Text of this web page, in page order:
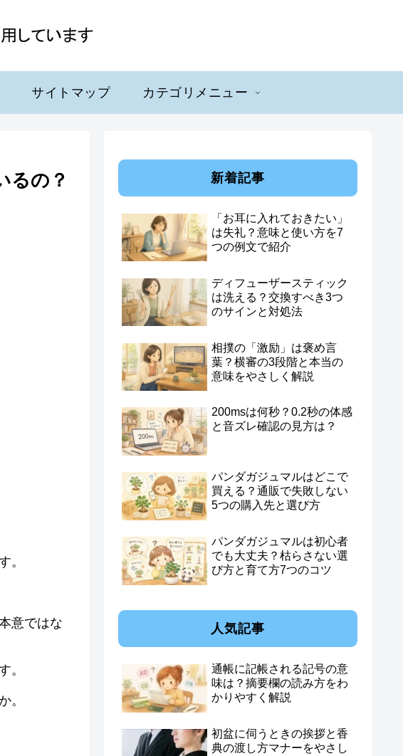
サイトマップ カテゴリメニュー
るの？
。
意ではな
。
。
新着記事
「お耳に入れておきたい」
は失礼？意味と使い方を7
つの例文で紹介
ディフューザースティック
は洗える？交換すべき3つ
のサインと対処法
相撲の「激励」は褒め言
葉？横審の3段階と本当の
意味をやさしく解説
200msは何秒？0.2秒の体感
と音ズレ確認の見方は？
パンダガジュマルはどこで
買える？通販で失敗しない
5つの購入先と選び方
パンダガジュマルは初心者
でも大丈夫？枯らさない選
び方と育て方7つのコツ
人気記事
通帳に記帳される記号の意
味は？摘要欄の読み方をわ
かりやすく解説
初盆に伺うときの挨拶と香
典の渡し方マナーをやさし